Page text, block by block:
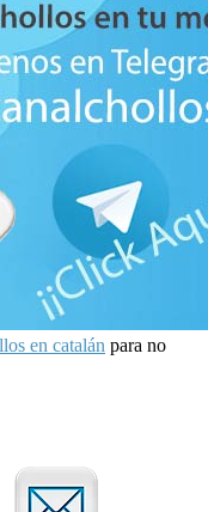
en catalán para no